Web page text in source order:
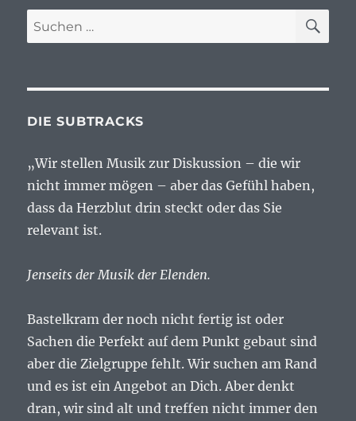
Suchen
nach:
DIE SUBTRACKS
„Wir stellen Musik zur Diskussion – die wir
nicht immer mögen – aber das Gefühl haben,
dass da Herzblut drin steckt oder das Sie
relevant ist.
Jenseits der Musik der Elenden.
Bastelkram der noch nicht fertig ist oder
Sachen die Perfekt auf dem Punkt gebaut sind
aber die Zielgruppe fehlt. Wir suchen am Rand
und es ist ein Angebot an Dich. Aber denkt
dran, wir sind alt und treffen nicht immer den